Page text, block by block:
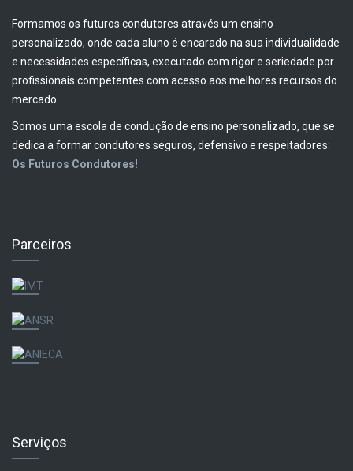
Formamos os futuros condutores através um ensino
personalizado, onde cada aluno é encarado na sua individualidade
e necessidades específicas, executado com rigor e seriedade por
profissionais competentes com acesso aos melhores recursos do
mercado.
Somos uma escola de condução de ensino personalizado, que se
dedica a formar condutores seguros, defensivo e respeitadores:
Os Futuros Condutores!
Parceiros
Serviços